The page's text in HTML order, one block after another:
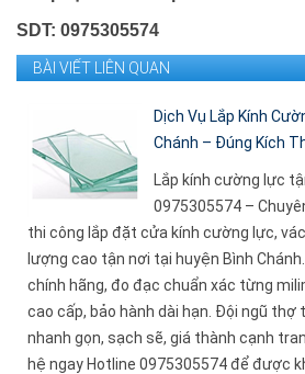
SDT: 0975305574
BÀI VIẾT LIÊN QUAN
Dịch Vụ Lắp Kính
Chánh – Đúng Kích
Lắp kính cường lực
0975305574 –
thi công lắp đặt cửa kính cường lực,
lượng cao tận nơi tại huyện Bình
chính hãng, đo đạc chuẩn xác từng
cao cấp, bảo hành dài hạn. Đội ngũ thợ
nhanh gọn, sạch sẽ, giá thành cạnh
hệ ngay Hotline 0975305574 để được